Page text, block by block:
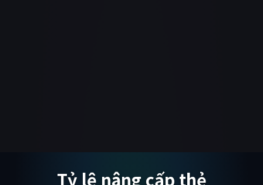
Tỷ lệ nâng cấp thẻ